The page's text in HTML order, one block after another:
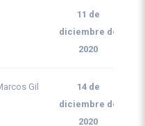
11 de
diciembre de
2020
Gil
14 de
diciembre de
2020